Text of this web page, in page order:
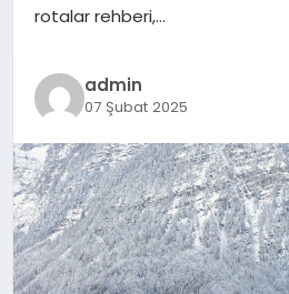
rotalar rehberi,…
admin
07 Şubat 2025